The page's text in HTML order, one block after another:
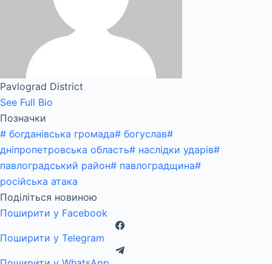
Pavlograd District
See Full Bio
Позначки
# богданівська громада# богуслав#
дніпропетровська область# наслідки ударів#
павлоградський район# павлоградщина#
російська атака
Поділіться новиною
Поширити у Facebook
Поширити у Telegram